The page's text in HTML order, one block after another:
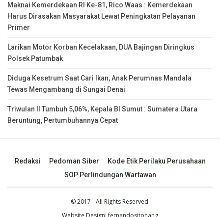
Maknai Kemerdekaan RI Ke-81, Rico Waas : Kemerdekaan
Harus Dirasakan Masyarakat Lewat Peningkatan Pelayanan
Primer
Larikan Motor Korban Kecelakaan, DUA Bajingan Diringkus
Polsek Patumbak
Diduga Kesetrum Saat Cari Ikan, Anak Perumnas Mandala
Tewas Mengambang di Sungai Denai
Triwulan II Tumbuh 5,06%, Kepala BI Sumut : Sumatera Utara
Beruntung, Pertumbuhannya Cepat
Redaksi Pedoman Siber
Kode Etik Perilaku Perusahaan
SOP Perlindungan Wartawan
© 2017 - All Rights Reserved.
Website Design:fernandositohang